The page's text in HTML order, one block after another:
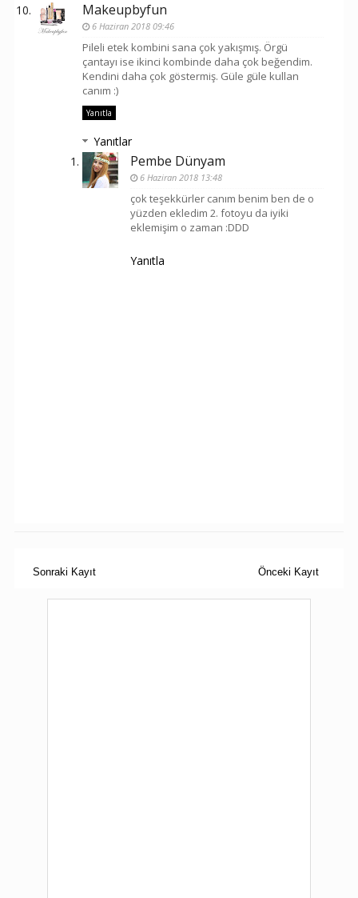
Makeupbyfun
6 Haziran 2018 09:46
Pileli etek kombini sana çok yakışmış. Örgü
çantayı ise ikinci kombinde daha çok beğendim.
Kendini daha çok göstermiş. Güle güle kullan
canım :)
Yanıtla
Yanıtlar
Pembe Dünyam
6 Haziran 2018 13:48
çok teşekkürler canım benim ben de o
yüzden ekledim 2. fotoyu da iyiki
eklemişim o zaman :DDD
Yanıtla
Sonraki Kayıt Önceki Kayıt